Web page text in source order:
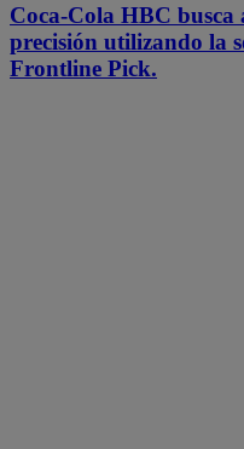
Coca-Cola HBC busca
precisión utilizando la
Frontline Pick.